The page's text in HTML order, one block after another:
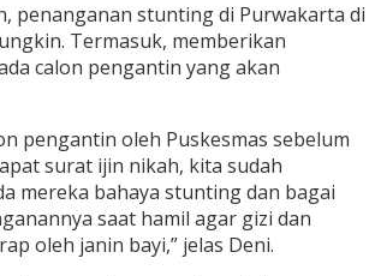
penanganan stunting di Purwakarta di
Termasuk, memberikan
calon pengantin yang akan
pengantin oleh Puskesmas sebelum
surat ijin nikah, kita sudah
mereka bahaya stunting dan bagai
saat hamil agar gizi dan
oleh janin bayi,” jelas Deni.